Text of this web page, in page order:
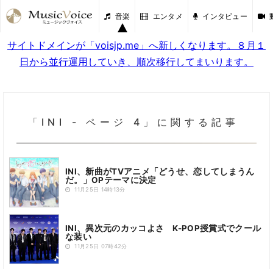
音楽 エンタメ インタビュー
サイトドメインが「voisjp.me」へ新しくなります。８月１
日から並行運用していき、順次移行してまいります。
「INI - ページ 4」に関する記事
INI、新曲がTVアニメ「どうせ、恋してしまうん
だ。」OPテーマに決定
11月25日 14時13分
INI、異次元のカッコよさ K-POP授賞式でクール
な装い
11月25日 07時42分